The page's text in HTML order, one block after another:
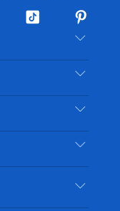
テ
ッ
ト
ク
ピ
ン
タ
レ
ス
ト